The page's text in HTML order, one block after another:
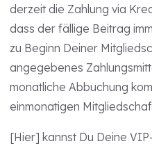
derzeit die Zahlung via
dass der fällige Beitrag
zu Beginn Deiner
angegebenes
monatliche Abbuchung
einmonatigen
[Hier] kannst Du Deine